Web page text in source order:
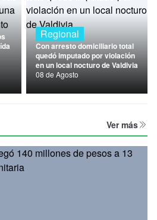
Regional
Con arresto domiciliario total
quedó imputado por violación
en un local nocturo de Valdivia
08 de Agosto
Ver más